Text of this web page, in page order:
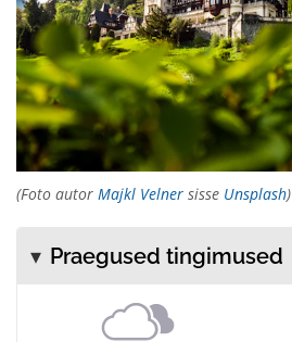
(Foto autor Majkl Velner sisse Unsplash)
Praegused tingimused